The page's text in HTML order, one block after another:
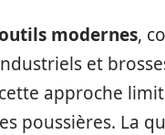
modernes,
et
approche
poussières. La